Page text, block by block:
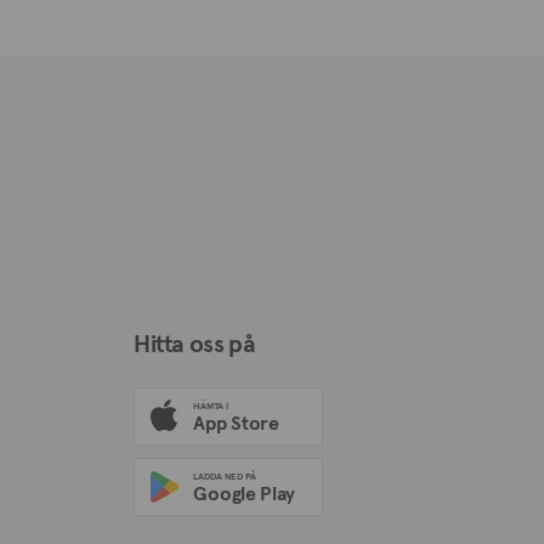
Hitta oss på
HÄMTA I
App Store
LADDA NED PÅ
Google Play